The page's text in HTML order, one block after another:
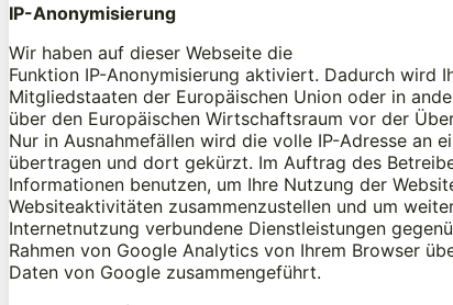
IP-Anonymisierung
Wir haben auf dieser Webseite die
Funktion IP-Anonymisierung aktiviert. Dadurch wird
Mitgliedstaaten der Europäischen Union oder in
über den Europäischen Wirtschaftsraum vor der
Nur in Ausnahmefällen wird die volle IP-Adresse an
übertragen und dort gekürzt. Im Auftrag des
Informationen benutzen, um Ihre Nutzung der
Websiteaktivitäten zusammenzustellen und um
Internetnutzung verbundene Dienstleistungen
Rahmen von Google Analytics von Ihrem Browser
Daten von Google zusammengeführt.